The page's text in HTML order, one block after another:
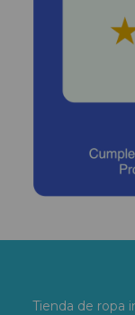
Tienda de ropa